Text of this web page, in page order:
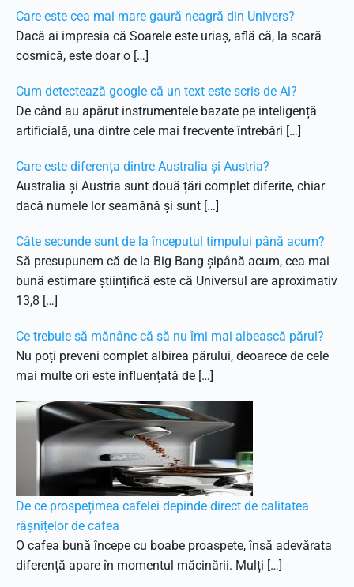
Care este cea mai mare gaură neagră din Univers?
Dacă ai impresia că Soarele este uriaș, află că, la scară
cosmică, este doar o […]
Cum detectează google că un text este scris de Ai?
De când au apărut instrumentele bazate pe inteligență
artificială, una dintre cele mai frecvente întrebări […]
Care este diferența dintre Australia și Austria?
Australia și Austria sunt două țări complet diferite, chiar
dacă numele lor seamănă și sunt […]
Câte secunde sunt de la începutul timpului până acum?
Să presupunem că de la Big Bang șipână acum, cea mai
bună estimare științifică este că Universul are aproximativ
13,8 […]
Ce trebuie să mănânc că să nu îmi mai albească părul?
Nu poți preveni complet albirea părului, deoarece de cele
mai multe ori este influențată de […]
De ce prospețimea cafelei depinde direct de calitatea
râșnițelor de cafea
O cafea bună începe cu boabe proaspete, însă adevărata
diferență apare în momentul măcinării. Mulți […]